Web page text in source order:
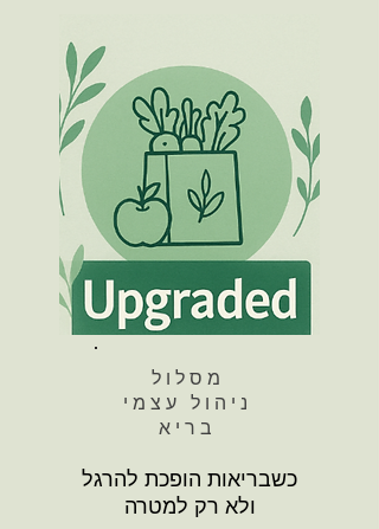
מסלול
ניהול עצמי
בריא
כשבריאות הופכת להרגל
ולא רק למטרה